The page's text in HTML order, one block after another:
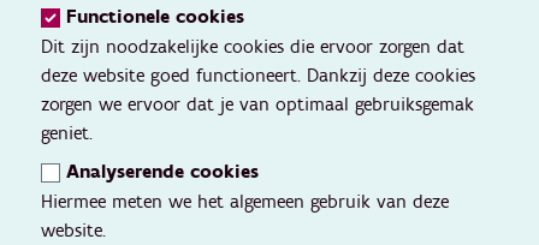
Functionele cookies
Dit zijn noodzakelijke cookies die ervoor zorgen dat
deze website goed functioneert. Dankzij deze cookies
zorgen we ervoor dat je van optimaal gebruiksgemak
geniet.
Analyserende cookies
Hiermee meten we het algemeen gebruik van deze
website.